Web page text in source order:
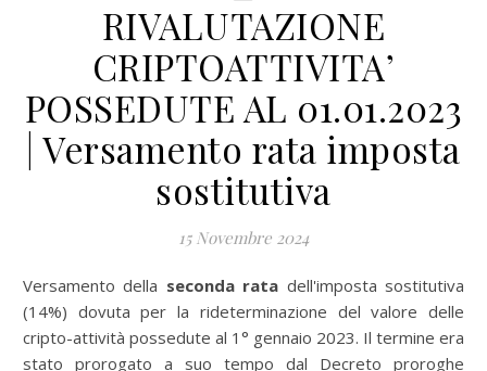
RIVALUTAZIONE
CRIPTOATTIVITA’
POSSEDUTE AL 01.01.2023
| Versamento rata imposta
sostitutiva
15 Novembre 2024
Versamento della secondarata dell'imposta sostitutiva
(14%) dovuta per la rideterminazione del valore delle
cripto-attività possedute al 1° gennaio 2023. Il termine era
stato prorogato a suo tempo dal Decreto proroghe